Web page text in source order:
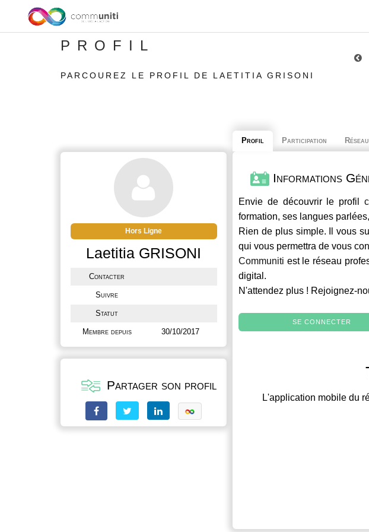
PROFIL
PARCOUREZ LE PROFIL DE LAETITIA GRISONI
Hors Ligne
Laetitia GRISONI
Contacter
Suivre
Statut
Membre depuis 30/10/2017
Partager son profil
Profil Participation Réseau
Informations
Envie de découvrir le profil
formation, ses langues
Rien de plus simple. Il vous
qui vous permettra de vous
Communiti est le réseau
digital.
N'attendez plus ! Rejoignez-
SE CONNECTER
L'application mobile du